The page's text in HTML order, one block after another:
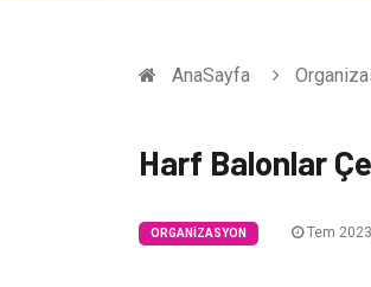
AnaSayfa
Harf Balonlar
ORGANIZASYON Tem